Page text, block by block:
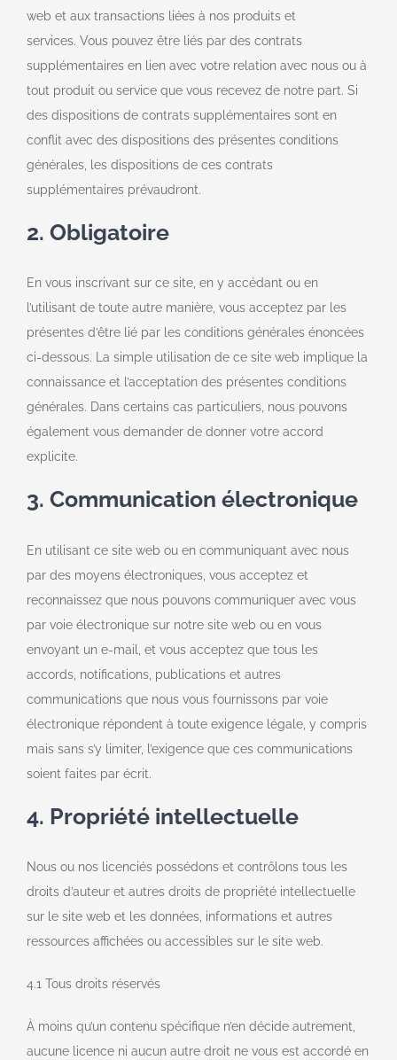
web et aux transactions liées à nos produits et
services. Vous pouvez être liés par des contrats
supplémentaires en lien avec votre relation avec nous ou à
tout produit ou service que vous recevez de notre part. Si
des dispositions de contrats supplémentaires sont en
conflit avec des dispositions des présentes conditions
générales, les dispositions de ces contrats
supplémentaires prévaudront.
2. Obligatoire
En vous inscrivant sur ce site, en y accédant ou en
l’utilisant de toute autre manière, vous acceptez par les
présentes d’être lié par les conditions générales énoncées
ci-dessous. La simple utilisation de ce site web implique la
connaissance et l’acceptation des présentes conditions
générales. Dans certains cas particuliers, nous pouvons
également vous demander de donner votre accord
explicite.
3. Communication électronique
En utilisant ce site web ou en communiquant avec nous
par des moyens électroniques, vous acceptez et
reconnaissez que nous pouvons communiquer avec vous
par voie électronique sur notre site web ou en vous
envoyant un e-mail, et vous acceptez que tous les
accords, notifications, publications et autres
communications que nous vous fournissons par voie
électronique répondent à toute exigence légale, y compris
mais sans s’y limiter, l’exigence que ces communications
soient faites par écrit.
4. Propriété intellectuelle
Nous ou nos licenciés possédons et contrôlons tous les
droits d’auteur et autres droits de propriété intellectuelle
sur le site web et les données, informations et autres
ressources affichées ou accessibles sur le site web.
4.1 Tous droits réservés
À moins qu’un contenu spécifique n’en décide autrement,
aucune licence ni aucun autre droit ne vous est accordé en